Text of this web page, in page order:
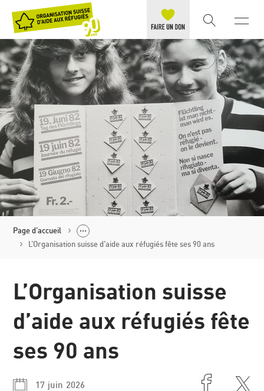
Page d'accueil
Communiqués
de presse
L’Organisation suisse d’aide aux réfugiés fête ses 90 ans
L’Organisation suisse
d’aide aux réfugiés fête
ses 90 ans
17 juin 2026